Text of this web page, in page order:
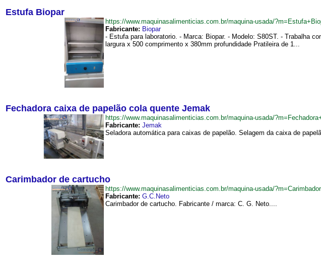
Estufa Biopar
https://www.maquinasalimenticias.com.br/maquina-usada/
Fabricante: Biopar
- Estufa para laboratorio. - Marca: Biopar. - Modelo: S80ST. - Trabalha
largura x 500 comprimento x 380mm profundidade Pratileira de 1...
Fechadora caixa de papelão cola quente Jemak
https://www.maquinasalimenticias.com.br/maquina-usada/
Fabricante: Jemak
Seladora automática para caixas de papelão. Selagem da caixa de
Carimbador de cartucho
https://www.maquinasalimenticias.com.br/maquina-usada/
Fabricante: G.C.Neto
Carimbador de cartucho. Fabricante / marca: C. G. Neto....